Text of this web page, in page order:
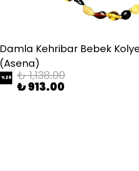
Damla Kehribar Bebek
(Asena)
%20 ₺ 1,138.00
₺ 913.00